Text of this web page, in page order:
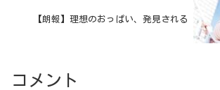
【朗報】理想のおっぱい、発見される
コメント